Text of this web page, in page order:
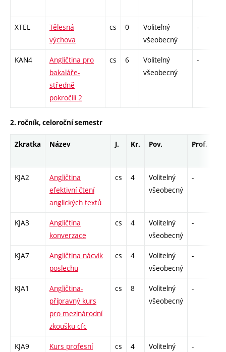
XTEL
Tělesná
výchova
cs 0
Volitelný
všeobecný
-
KAN4
Angličtina pro
bakaláře-
středně
pokročilí 2
cs 6
Volitelný
všeobecný
-
2. ročník, celoroční semestr
Zkratka Název J. Kr. Pov. Prof.
KJA2
Angličtina
efektivní čtení
anglických textů
cs 4
Volitelný
všeobecný
-
KJA3
Angličtina
konverzace
cs 4
Volitelný
všeobecný
-
KJA7
Angličtina nácvik
poslechu
cs 4
Volitelný
všeobecný
-
KJA1
Angličtina-
přípravný kurs
pro mezinárodní
zkoušku cfc
cs 8
Volitelný
všeobecný
-
KJA9
Kurs profesní
cs 4
Volitelný
-